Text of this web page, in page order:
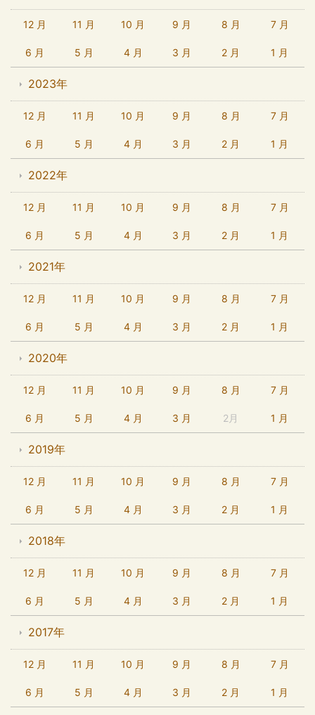
12 月 11 月 10 月 9 月 8 月 7 月
6 月 5 月 4 月 3 月 2 月 1 月
2023年
12 月 11 月 10 月 9 月 8 月 7 月
6 月 5 月 4 月 3 月 2 月 1 月
2022年
12 月 11 月 10 月 9 月 8 月 7 月
6 月 5 月 4 月 3 月 2 月 1 月
2021年
12 月 11 月 10 月 9 月 8 月 7 月
6 月 5 月 4 月 3 月 2 月 1 月
2020年
12 月 11 月 10 月 9 月 8 月 7 月
6 月 5 月 4 月 3 月 2月 1 月
2019年
12 月 11 月 10 月 9 月 8 月 7 月
6 月 5 月 4 月 3 月 2 月 1 月
2018年
12 月 11 月 10 月 9 月 8 月 7 月
6 月 5 月 4 月 3 月 2 月 1 月
2017年
12 月 11 月 10 月 9 月 8 月 7 月
6 月 5 月 4 月 3 月 2 月 1 月